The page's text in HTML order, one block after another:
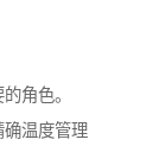
角色。
确温度管理